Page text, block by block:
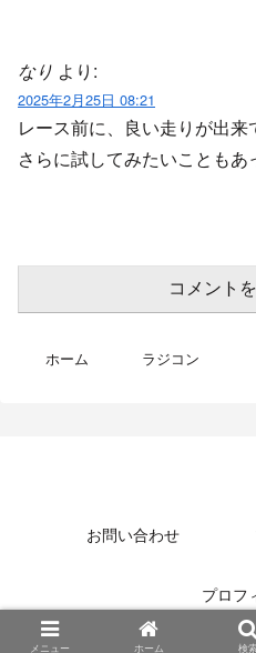
なり より:
2025年2月25日 08:21
レース前に、良い走りが出
さらに試してみたいこともあ
コメント
ホーム ラジコン
お問い合わせ
プロフ
© 2022
メニュー ホーム 検